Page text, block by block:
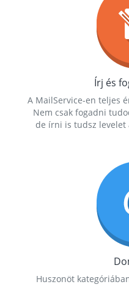
Írj és
A MailService-en teljes
Nem csak fogadni
de írni is tudsz levelet
Huszonöt